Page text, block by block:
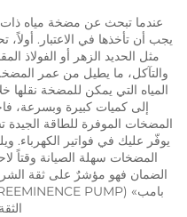
عندما تبحث عن مضخة مياه
يجب أن تأخذها في الاعتبار.
مثل الحديد الزهر أو الفولاذ
والتآكل، ما يطيل من عمر
المياه التي يمكن للمضخة نقلها
إلى كميات كبيرة وبسرعة،
المضخات الموفرة للطاقة الجيدة
يوفّر عليك في فواتير الكهرباء.
المضخات سهلة الصيانة وقتاً
الضمان فهو مؤشرٌ على ثقة